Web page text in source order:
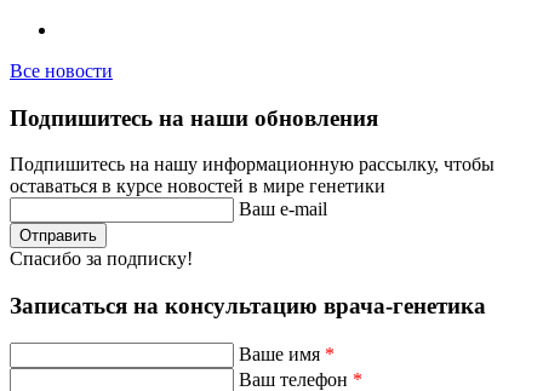
Все новости
Подпишитесь на наши обновления
Подпишитесь на нашу информационную рассылку, чтобы
оставаться в курсе новостей в мире генетики
Ваш e-mail
Отправить
Спасибо за подписку!
Записаться на консультацию врача-генетика
Ваше имя *
Ваш телефон *